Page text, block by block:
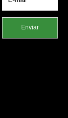
Enviar